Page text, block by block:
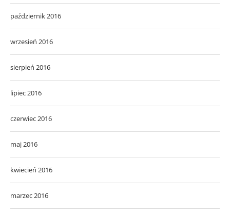
październik 2016
wrzesień 2016
sierpień 2016
lipiec 2016
czerwiec 2016
maj 2016
kwiecień 2016
marzec 2016